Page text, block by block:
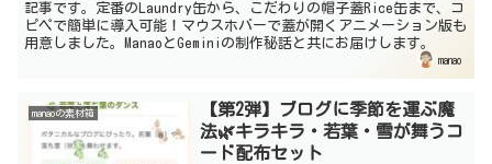
記事です。定番のLaundry缶から、こだわりの帽子蓋Rice缶まで、コ
ピペで簡単に導入可能！マウスホバーで蓋が開くアニメーション版も
用意しました。ManaoとGeminiの制作秘話と共にお届けします。
manao
manaoの素材箱
【第2弾】ブログに季節を運ぶ魔
法🌿キラキラ・若葉・雪が舞うコ
ード配布セット